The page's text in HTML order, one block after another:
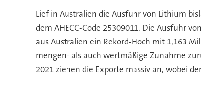
Lief in Australien die Ausfuhr von Lithium
dem AHECC-Code 25309011. Die Ausfuhr
aus Australien ein Rekord-Hoch mit 1,163
mengen- als auch wertmäßige Zunahme
2021 ziehen die Exporte massiv an, wobei